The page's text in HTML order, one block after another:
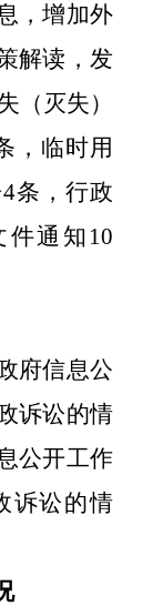
，增加外
解读，发
（灭失）
，临时用
4条，行政
件通知 10
府信息公
诉讼的情
公开工作
诉讼的情